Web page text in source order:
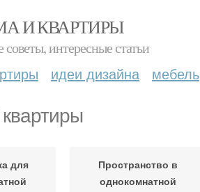
И КВАРТИРЫ
интересные статьи
идеи дизайна мебель
для
Пространство в
однокомнатной